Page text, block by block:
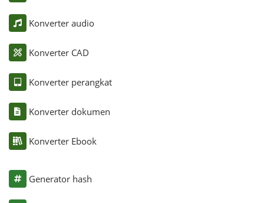
Konverter audio
Konverter CAD
Konverter perangkat
Konverter dokumen
Konverter Ebook
Generator hash